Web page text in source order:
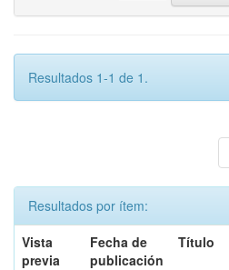
Resultados 1-1 de 1.
Resultados por ítem:
Vista
previa
Fecha de
publicación
Título